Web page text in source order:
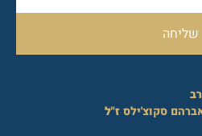
שליחה
סקוצ'ילסז"ל